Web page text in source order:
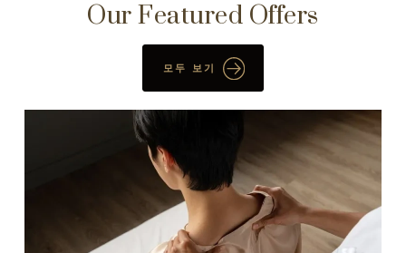
Our Featured Offers
모두 보기